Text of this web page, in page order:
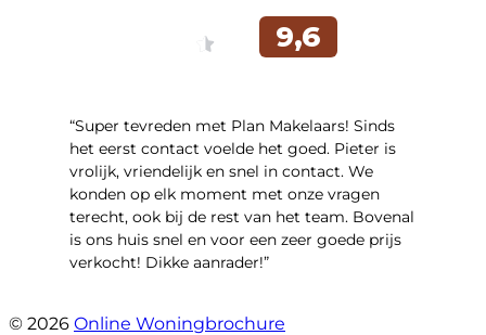
“Super tevreden met Plan Makelaars! Sinds
het eerst contact voelde het goed. Pieter is
vrolijk, vriendelijk en snel in contact. We
konden op elk moment met onze vragen
terecht, ook bij de rest van het team. Bovenal
is ons huis snel en voor een zeer goede prijs
verkocht! Dikke aanrader!”
© 2026 Online Woningbrochure